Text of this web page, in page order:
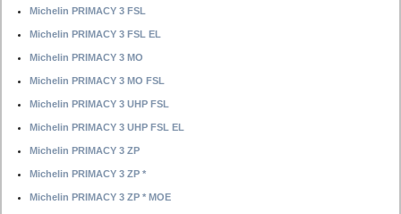
Michelin PRIMACY 3 FSL
Michelin PRIMACY 3 FSL EL
Michelin PRIMACY 3 MO
Michelin PRIMACY 3 MO FSL
Michelin PRIMACY 3 UHP FSL
Michelin PRIMACY 3 UHP FSL EL
Michelin PRIMACY 3 ZP
Michelin PRIMACY 3 ZP *
Michelin PRIMACY 3 ZP * MOE